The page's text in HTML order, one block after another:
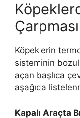
Köpeklerin
sisteminin
açan başlıca
aşağıda
Kapalı Araçta